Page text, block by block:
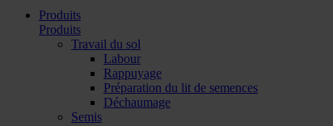
Produits
Produits
Travail du sol
Labour
Rappuyage
Préparation du lit de semences
Déchaumage
Semis